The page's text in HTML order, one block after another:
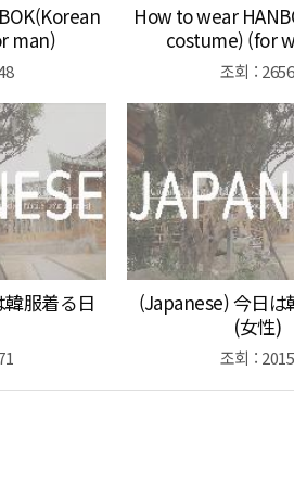
man)
How to wear
costume) (for
조회 : 2656
服着る日
(Japanese) 今日は
(女性)
조회 : 2015